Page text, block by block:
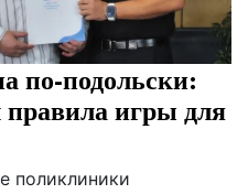
по-подольски:
игры для
поликлиники